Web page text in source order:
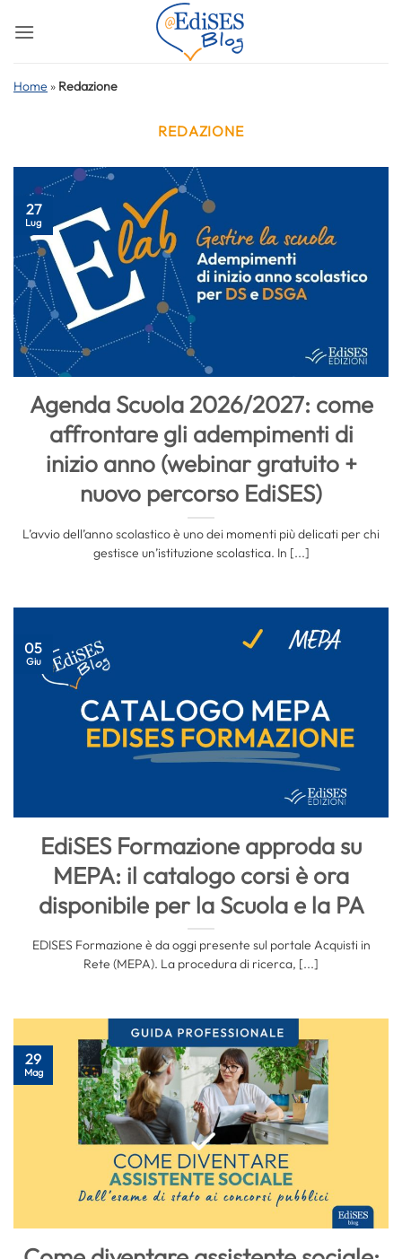
Home » Redazione
REDAZIONE
Agenda Scuola 2026/2027: come
affrontare gli adempimenti di
inizio anno (webinar gratuito +
nuovo percorso EdiSES)
L’avvio dell’anno scolastico è uno dei momenti più delicati per chi
gestisce un’istituzione scolastica. In [...]
27
Lug
EdiSES Formazione approda su
MEPA: il catalogo corsi è ora
disponibile per la Scuola e la PA
EDISES Formazione è da oggi presente sul portale Acquisti in
Rete (MEPA). La procedura di ricerca, [...]
05
Giu
29
Mag